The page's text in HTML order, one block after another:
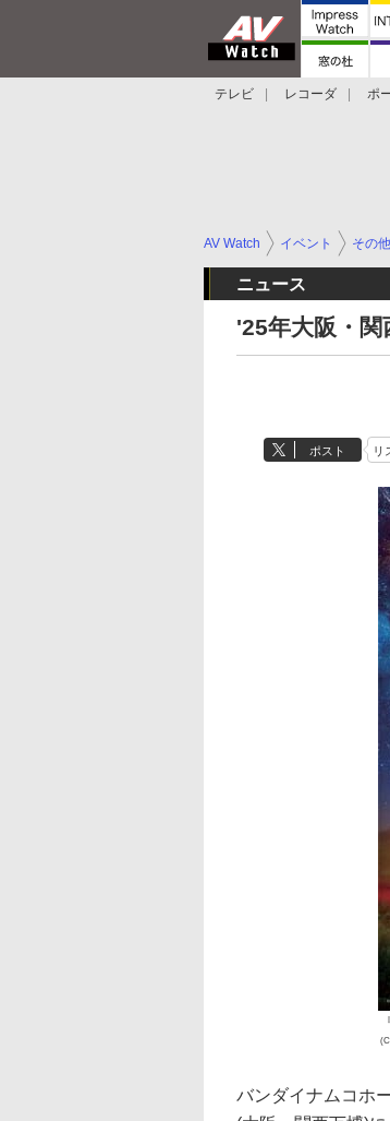
テレビ レコーダ ポ
AV Watch イベント その他
ニュース
'25年大阪・関
ポスト リ
バンダイナムコホ